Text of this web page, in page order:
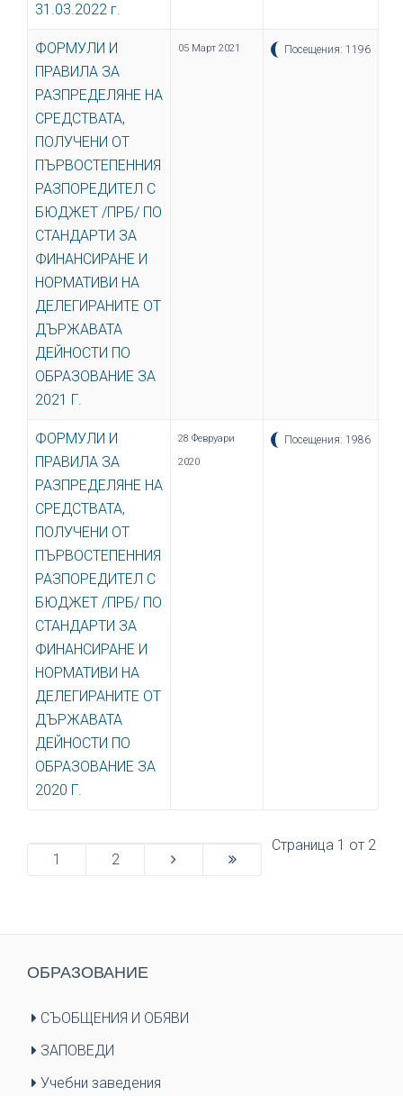
31.03.2022 г.
ФОРМУЛИ И
ПРАВИЛА ЗА
РАЗПРЕДЕЛЯНЕ НА
СРЕДСТВАТА,
ПОЛУЧЕНИ ОТ
ПЪРВОСТЕПЕННИЯ
РАЗПОРЕДИТЕЛ С
БЮДЖЕТ /ПРБ/ ПО
СТАНДАРТИ ЗА
ФИНАНСИРАНЕ И
НОРМАТИВИ НА
ДЕЛЕГИРАНИТЕ ОТ
ДЪРЖАВАТА
ДЕЙНОСТИ ПО
ОБРАЗОВАНИЕ ЗА
2021 Г.
05 Март 2021 Посещения: 1196
ФОРМУЛИ И
ПРАВИЛА ЗА
РАЗПРЕДЕЛЯНЕ НА
СРЕДСТВАТА,
ПОЛУЧЕНИ ОТ
ПЪРВОСТЕПЕННИЯ
РАЗПОРЕДИТЕЛ С
БЮДЖЕТ /ПРБ/ ПО
СТАНДАРТИ ЗА
ФИНАНСИРАНЕ И
НОРМАТИВИ НА
ДЕЛЕГИРАНИТЕ ОТ
ДЪРЖАВАТА
ДЕЙНОСТИ ПО
ОБРАЗОВАНИЕ ЗА
2020 Г.
28 Февруари
2020
Посещения: 1986
Страница 1 от 2
1
2
ОБРАЗОВАНИЕ
СЪОБЩЕНИЯ И ОБЯВИ
ЗАПОВЕДИ
Учебни заведения